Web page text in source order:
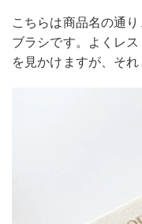
こちらは商品名の通
ブラシです。よくレ
を見かけますが、そ